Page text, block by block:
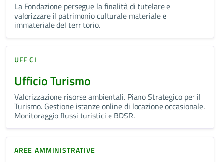
La Fondazione persegue la finalità di tutelare e
valorizzare il patrimonio culturale materiale e
immateriale del territorio.
UFFICI
Ufficio Turismo
Valorizzazione risorse ambientali. Piano Strategico per il
Turismo. Gestione istanze online di locazione occasionale.
Monitoraggio flussi turistici e BDSR.
AREE AMMINISTRATIVE